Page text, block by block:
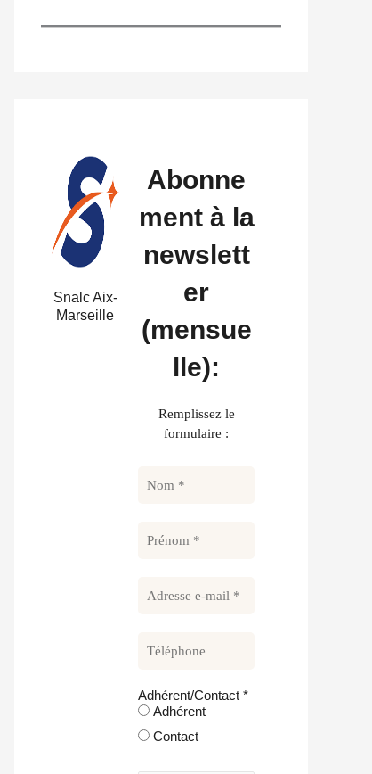
Snalc Aix-
Marseille
Abonne
ment à la
newslett
er
(mensue
lle):
Remplissez le
formulaire :
Adhérent/Contact *
Adhérent
Contact